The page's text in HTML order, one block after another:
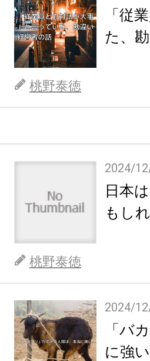
「従
た、
桃野泰徳
2024/
日本
もし
桃野泰徳
2024/
「バ
に強い